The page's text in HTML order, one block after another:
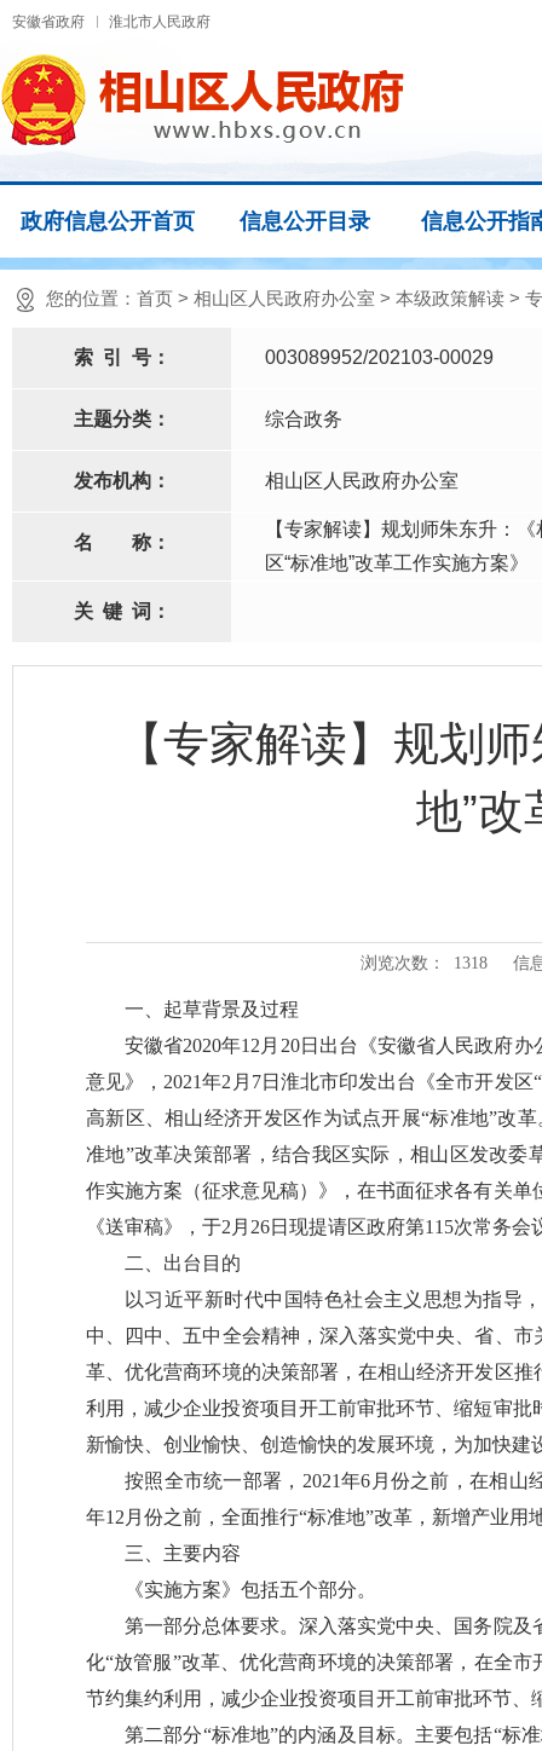
安徽省政府 淮北市人民政府
政府信息公开首页 信息公开目录 信息公开指
您的位置： 首页 > 相山区人民政府办公室 > 本级政策解读 >
索 引 号： 003089952/202103-00029
主题分类： 综合政务
发布机构： 相山区人民政府办公室
名 称：
【专家解读】规划师朱东升：
区“标准地”改革工作实施方案》
关 键 词：
【专家解读】规划
地”
浏览次数： 1318 信
一、起草背景及过程
安徽省2020年12月20日出台《安徽省人民政府
意见》，2021年2月7日淮北市印发出台《全市开发
高新区、相山经济开发区作为试点开展“标准地”改
准地”改革决策部署，结合我区实际，相山区发改委
作实施方案（征求意见稿）》，在书面征求各有关
《送审稿》，于2月26日现提请区政府第115次常务会
二、出台目的
以习近平新时代中国特色社会主义思想为指导
中、四中、五中全会精神，深入落实党中央、省、
革、优化营商环境的决策部署，在相山经济开发区
利用，减少企业投资项目开工前审批环节、缩短审
新愉快、创业愉快、创造愉快的发展环境，为加快
按照全市统一部署，2021年6月份之前，在相山
年12月份之前，全面推行“标准地”改革，新增产业用
三、主要内容
《实施方案》包括五个部分。
第一部分总体要求。深入落实党中央、国务院
化“放管服”改革、优化营商环境的决策部署，在全
节约集约利用，减少企业投资项目开工前审批环节、
第二部分“标准地”的内涵及目标。主要包括“标